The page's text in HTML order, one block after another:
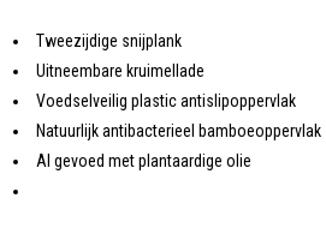
Tweezijdige snijplank
Uitneembare kruimellade
Voedselveilig plastic antislipoppervlak
Natuurlijk antibacterieel bamboeoppervlak
Al gevoed met plantaardige olie